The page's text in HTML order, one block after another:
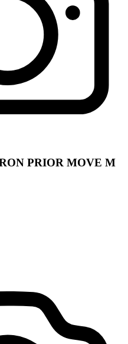
PRIOR MOVE M